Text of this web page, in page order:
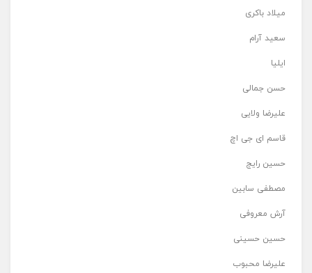
میلاد باکری
سعید آرام
ایلیا
حسن جمالی
علیرضا ولایی
قاسم ای جی اچ
حسین رایج
مصطفی سابین
آرش معروفی
حسین حسینی
علیرضا محبوب